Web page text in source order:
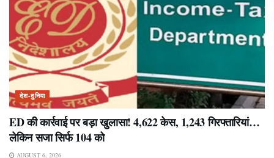
देश-दुनिया
ED की कार्रवाई पर बड़ा खुलासा! 4,622 केस, 1,243 गिरफ्तारियां…
लेकिन सजा सिर्फ 104 को
AUGUST 6, 2026